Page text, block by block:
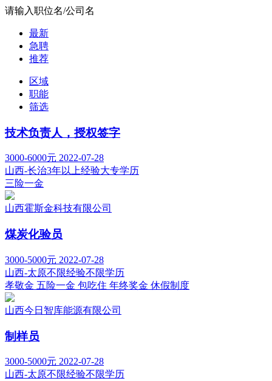
请输入职位名/公司名
最新
急聘
推荐
区域
职能
筛选
技术负责人，授权签字
3000-6000元 2022-07-28
山西-长治3年以上经验大专学历
三险一金
山西霍斯金科技有限公司
煤炭化验员
3000-5000元 2022-07-28
山西-太原不限经验不限学历
孝敬金 五险一金 包吃住 年终奖金 休假制度
山西今日智库能源有限公司
制样员
3000-5000元 2022-07-28
山西-太原不限经验不限学历